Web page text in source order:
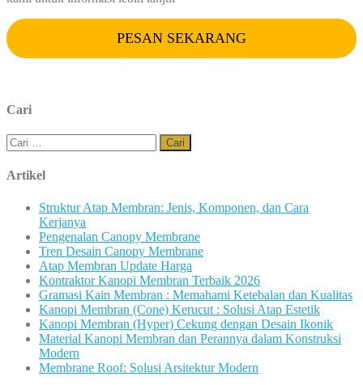
PESAN SEKARANG
Cari
Cari
untuk:
Artikel
Struktur Atap Membran: Jenis, Komponen, dan Cara
Kerjanya
Pengenalan Canopy Membrane
Tren Desain Canopy Membrane
Atap Membran Update Harga
Kontraktor Kanopi Membran Terbaik 2026
Gramasi Kain Membran : Memahami Ketebalan dan Kualitas
Kanopi Membran (Cone) Kerucut : Solusi Atap Estetik
Kanopi Membran (Hyper) Cekung dengan Desain Ikonik
Material Kanopi Membran dan Perannya dalam Konstruksi
Modern
Membrane Roof: Solusi Arsitektur Modern